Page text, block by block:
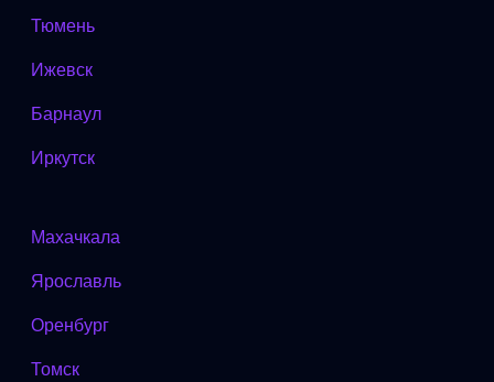
Тюмень
Ижевск
Барнаул
Иркутск
Махачкала
Ярославль
Оренбург
Томск